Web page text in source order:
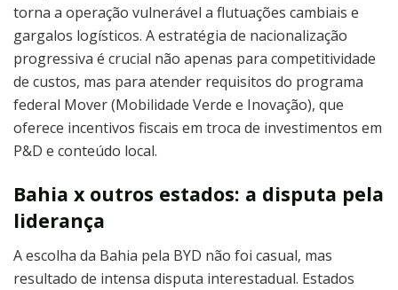
torna a operação vulnerável a flutuações cambiais e
gargalos logísticos. A estratégia de nacionalização
progressiva é crucial não apenas para competitividade
de custos, mas para atender requisitos do programa
federal Mover (Mobilidade Verde e Inovação), que
oferece incentivos fiscais em troca de investimentos em
P&D e conteúdo local.
Bahia x outros estados: a disputa pela
liderança
A escolha da Bahia pela BYD não foi casual, mas
resultado de intensa disputa interestadual. Estados